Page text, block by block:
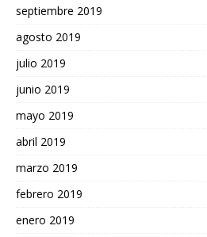
septiembre 2019
agosto 2019
julio 2019
junio 2019
mayo 2019
abril 2019
marzo 2019
febrero 2019
enero 2019